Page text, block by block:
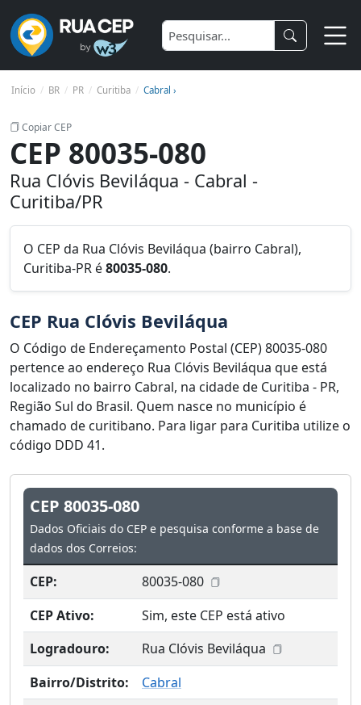
Início BR PR Curitiba Cabral ›
Copiar CEP
CEP 80035-080
Rua Clóvis Beviláqua - Cabral -
Curitiba/PR
O CEP da Rua Clóvis Beviláqua (bairro Cabral),
Curitiba-PR é80035-080.
CEP Rua Clóvis Beviláqua
O Código de Endereçamento Postal (CEP) 80035-080
pertence ao endereço Rua Clóvis Beviláqua que está
localizado no bairro Cabral, na cidade de Curitiba - PR,
Região Sul do Brasil. Quem nasce no município é
chamado de curitibano. Para ligar para Curitiba utilize o
código DDD 41.
CEP 80035-080
Dados Oficiais do CEP e pesquisa conforme a base de
dados dos Correios:
CEP:
80035-080
CEP Ativo:
Sim, este CEP está ativo
Logradouro:
Rua Clóvis Beviláqua
Bairro/Distrito:
Cabral